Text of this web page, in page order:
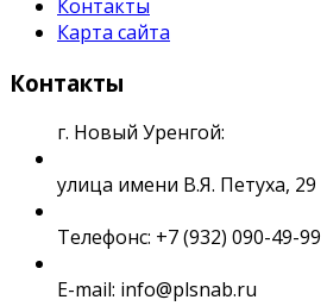
Контакты
Карта сайта
Контакты
г. Новый Уренгой:
улица имени В.Я. Петуха, 29
Телефонс: +7 (932) 090-49-99
E-mail: info@plsnab.ru